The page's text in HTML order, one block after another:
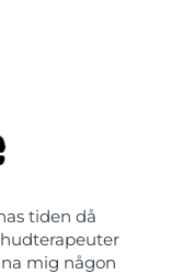
tiden då
mig någon